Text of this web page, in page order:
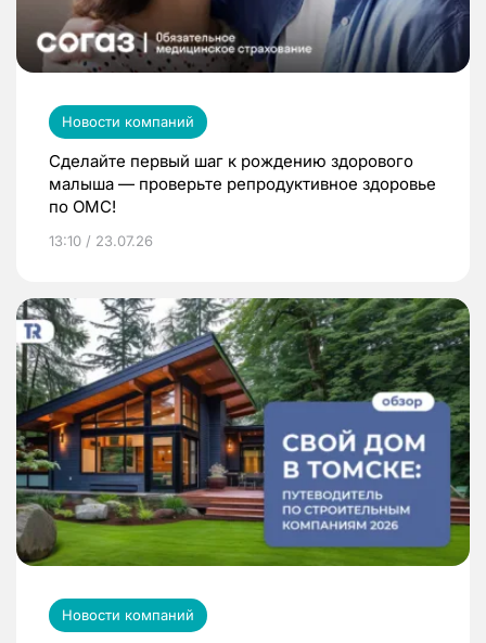
Новости компаний
Сделайте первый шаг к рождению здорового
малыша — проверьте репродуктивное здоровье
по ОМС!
13:10 / 23.07.26
Новости компаний